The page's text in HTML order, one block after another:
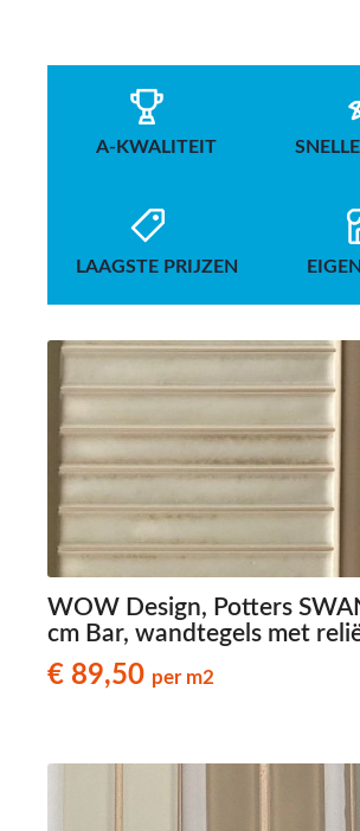
A-KWALITEIT
LAAGSTE PRIJZEN
WOW Design, Potters
cm Bar, wandtegels met
€ 89,50 per m2